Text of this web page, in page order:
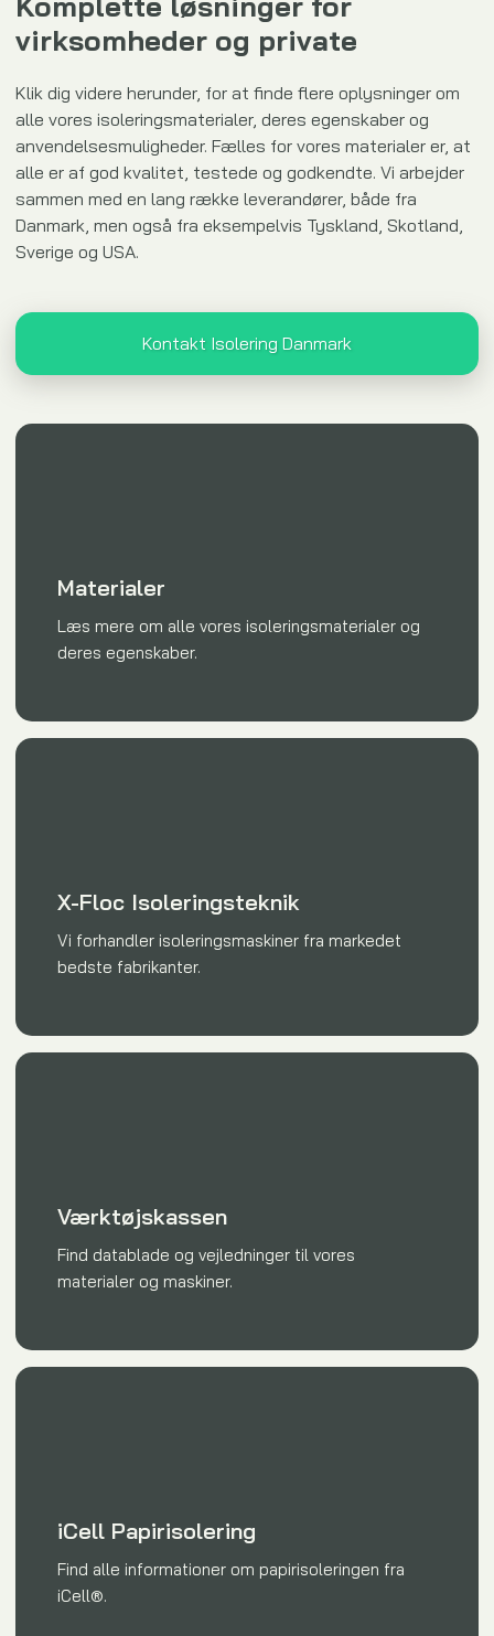
virksomheder og private
Klik dig videre herunder, for at finde flere oplysninger om
alle vores isoleringsmaterialer, deres egenskaber og
anvendelsesmuligheder. Fælles for vores materialer er, at
alle er af god kvalitet, testede og godkendte. Vi arbejder
sammen med en lang række leverandører, både fra
Danmark, men også fra eksempelvis Tyskland, Skotland,
Sverige og USA.
Kontakt Isolering Danmark
Materialer
Læs mere om alle vores isoleringsmaterialer og
deres egenskaber.
X-Floc Isoleringsteknik
​Vi forhandler isoleringsmaskiner fra markedet
bedste fabrikanter.
Værktøjskassen
Find datablade og vejledninger til vores
materialer og maskiner.
iCell Papirisolering
Find alle informationer om papirisoleringen fra
iCell®.